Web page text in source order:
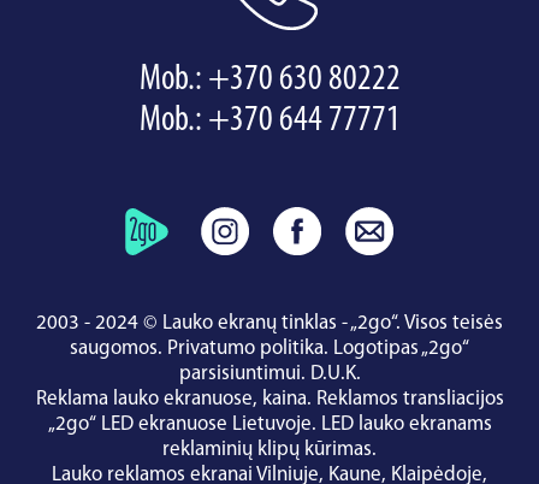
Mob.: +370 630 80222
Mob.: +370 644 77771
2003 - 2024 © Lauko ekranų tinklas - „2go“. Visos teisės
saugomos. Privatumo politika. Logotipas „2go“
parsisiuntimui. D.U.K.
Reklama lauko ekranuose, kaina. Reklamos transliacijos
„2go“ LED ekranuose Lietuvoje. LED lauko ekranams
reklaminių klipų kūrimas.
Lauko reklamos ekranai Vilniuje, Kaune, Klaipėdoje,